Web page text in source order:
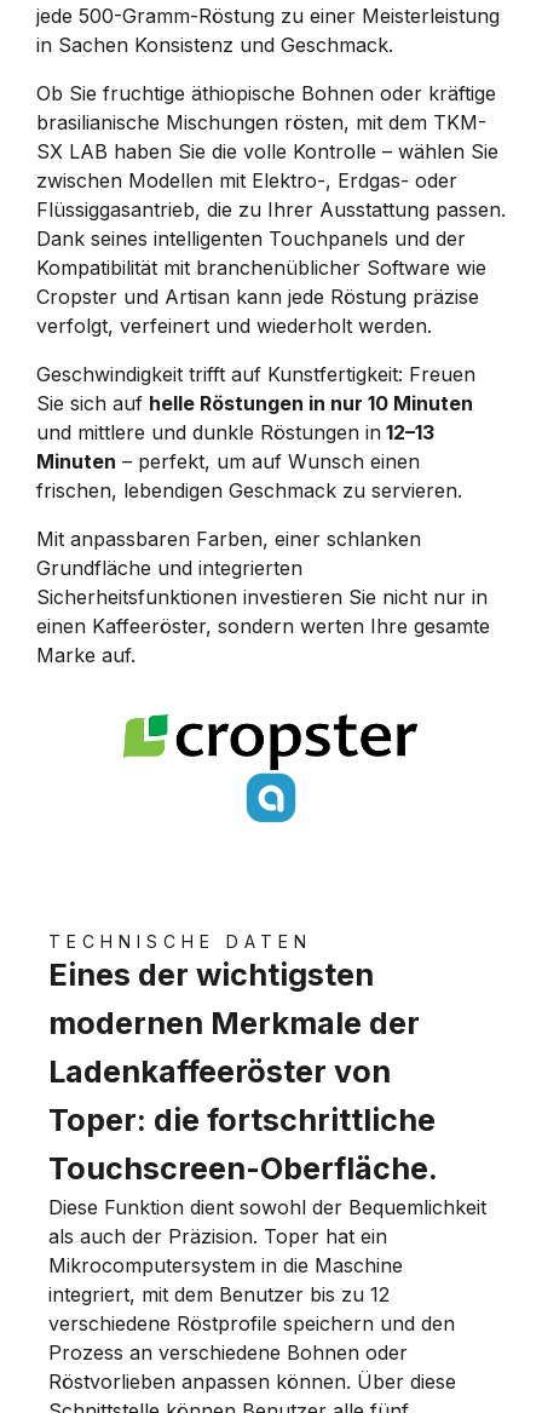
jede 500-Gramm-Röstung zu einer Meisterleistung
in Sachen Konsistenz und Geschmack.
Ob Sie fruchtige äthiopische Bohnen oder kräftige
brasilianische Mischungen rösten, mit dem TKM-
SX LAB haben Sie die volle Kontrolle – wählen Sie
zwischen Modellen mit Elektro-, Erdgas- oder
Flüssiggasantrieb, die zu Ihrer Ausstattung passen.
Dank seines intelligenten Touchpanels und der
Kompatibilität mit branchenüblicher Software wie
Cropster und Artisan kann jede Röstung präzise
verfolgt, verfeinert und wiederholt werden.
Geschwindigkeit trifft auf Kunstfertigkeit: Freuen
Sie sich auf helle Röstungen in nur 10 Minuten
und mittlere und dunkle Röstungen in 12–13
Minuten – perfekt, um auf Wunsch einen
frischen, lebendigen Geschmack zu servieren.
Mit anpassbaren Farben, einer schlanken
Grundfläche und integrierten
Sicherheitsfunktionen investieren Sie nicht nur in
einen Kaffeeröster, sondern werten Ihre gesamte
Marke auf.
TECHNISCHE DATEN
Eines der wichtigsten
modernen Merkmale der
Ladenkaffeeröster von
Toper: die fortschrittliche
Touchscreen-Oberfläche.
Diese Funktion dient sowohl der Bequemlichkeit
als auch der Präzision. Toper hat ein
Mikrocomputersystem in die Maschine
integriert, mit dem Benutzer bis zu 12
verschiedene Röstprofile speichern und den
Prozess an verschiedene Bohnen oder
Röstvorlieben anpassen können. Über diese